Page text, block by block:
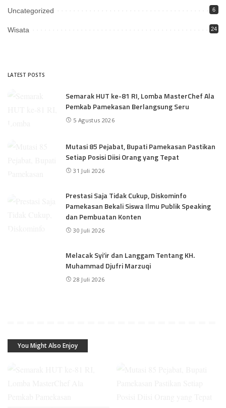
Uncategorized 6
Wisata 24
LATEST POSTS
Semarak HUT ke-81 RI, Lomba MasterChef Ala
Pemkab Pamekasan Berlangsung Seru
5 Agustus 2026
Mutasi 85 Pejabat, Bupati Pamekasan Pastikan
Setiap Posisi Diisi Orang yang Tepat
31 Juli 2026
Prestasi Saja Tidak Cukup, Diskominfo
Pamekasan Bekali Siswa Ilmu Publik Speaking
dan Pembuatan Konten
30 Juli 2026
Melacak Syi’ir dan Langgam Tentang KH.
Muhammad Djufri Marzuqi
28 Juli 2026
You Might Also Enjoy